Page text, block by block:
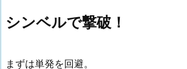
シンベルで撃破！
まずは単発を回避。